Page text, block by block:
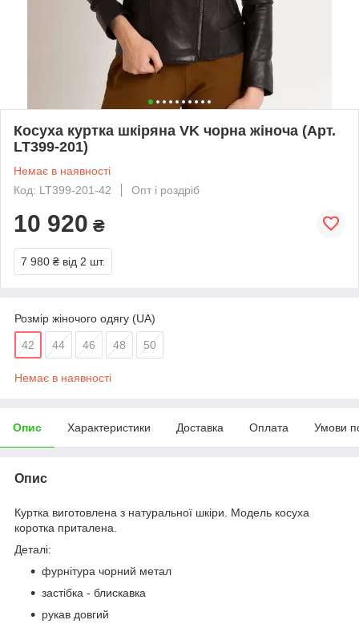
Косуха куртка шкіряна VK чорна жіноча (Арт.
LT399-201)
Немає в наявності
Код: LT399-201-42
Опт і роздріб
10 920 ₴
7 980 ₴ від 2 шт.
Розмір жіночого одягу (UA)
42 44 46 48 50
Немає в наявності
Опис Характеристики Доставка Оплата Умови
Опис
Куртка виготовлена з натуральної шкіри. Модель косуха
коротка приталена.
Деталі:
фурнітура чорний метал
застібка - блискавка
рукав довгий